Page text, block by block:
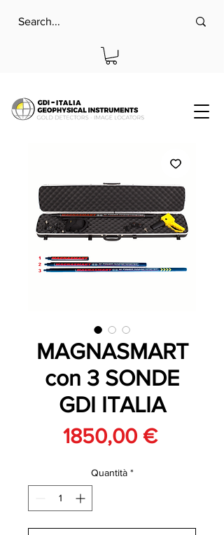
MAGNASMART
con 3 SONDE
GDI ITALIA
1850,00 €Prezzo
Quantità *